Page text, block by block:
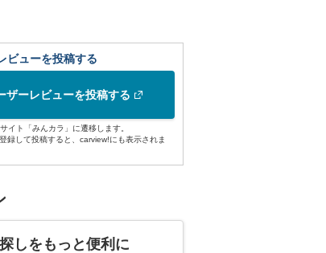
ビューを投稿する
ザーレビューを投稿する
イト「みんカラ」に遷移します。
録して投稿すると、carview!にも表示されま
しをもっと便利に